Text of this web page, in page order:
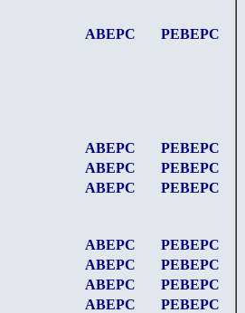
АВЕРС РЕВЕРС
АВЕРС
РЕВЕРС
АВЕРС
РЕВЕРС
АВЕРС РЕВЕРС
АВЕРС
РЕВЕРС
АВЕРС
РЕВЕРС
АВЕРС
РЕВЕРС
АВЕРС РЕВЕРС